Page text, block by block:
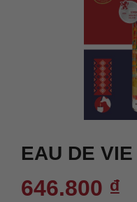
EAU DE VIE
646.800 ₫